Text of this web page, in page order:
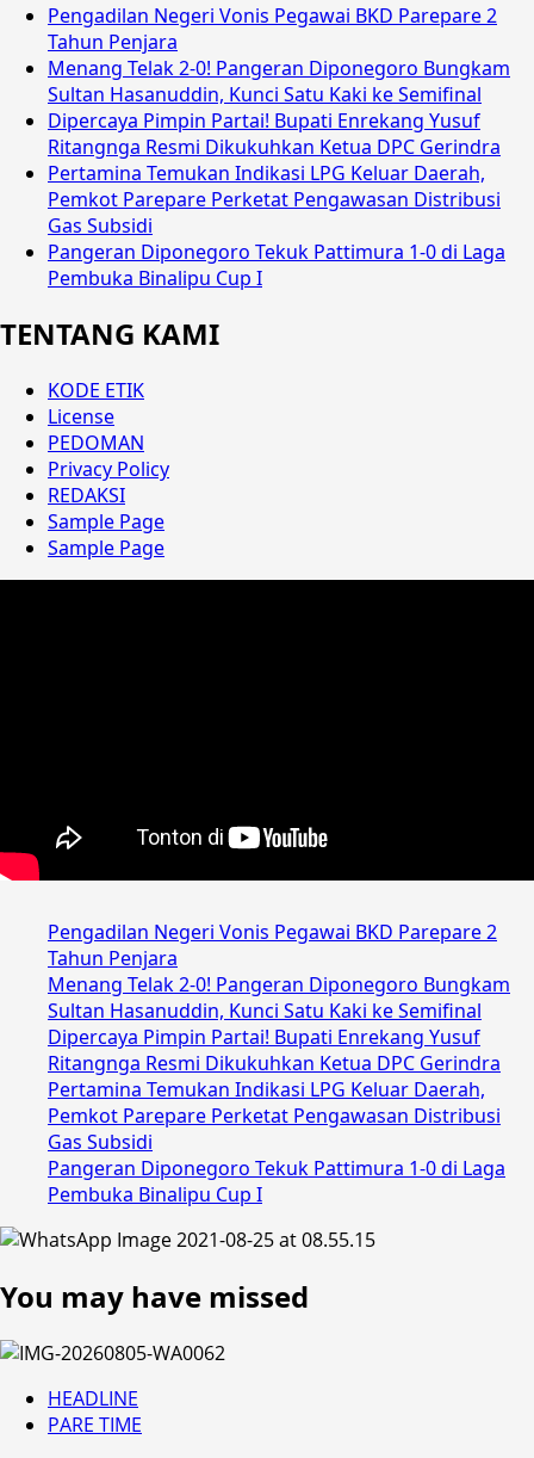
Pengadilan Negeri Vonis Pegawai BKD Parepare 2
Tahun Penjara
Menang Telak 2-0! Pangeran Diponegoro Bungkam
Sultan Hasanuddin, Kunci Satu Kaki ke Semifinal
Dipercaya Pimpin Partai! Bupati Enrekang Yusuf
Ritangnga Resmi Dikukuhkan Ketua DPC Gerindra
Pertamina Temukan Indikasi LPG Keluar Daerah,
Pemkot Parepare Perketat Pengawasan Distribusi
Gas Subsidi
Pangeran Diponegoro Tekuk Pattimura 1-0 di Laga
Pembuka Binalipu Cup I
TENTANG KAMI
KODE ETIK
License
PEDOMAN
Privacy Policy
REDAKSI
Sample Page
Sample Page
Pengadilan Negeri Vonis Pegawai BKD Parepare 2
Tahun Penjara
Menang Telak 2-0! Pangeran Diponegoro Bungkam
Sultan Hasanuddin, Kunci Satu Kaki ke Semifinal
Dipercaya Pimpin Partai! Bupati Enrekang Yusuf
Ritangnga Resmi Dikukuhkan Ketua DPC Gerindra
Pertamina Temukan Indikasi LPG Keluar Daerah,
Pemkot Parepare Perketat Pengawasan Distribusi
Gas Subsidi
Pangeran Diponegoro Tekuk Pattimura 1-0 di Laga
Pembuka Binalipu Cup I
You may have missed
HEADLINE
PARE TIME